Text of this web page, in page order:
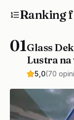
Ranking
01Glass
Lustra
5,0(70